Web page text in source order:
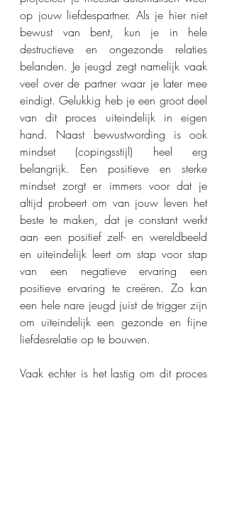
op jouw liefdespartner. Als je hier niet
bewust van bent, kun je in hele
destructieve en ongezonde relaties
belanden. Je jeugd zegt namelijk vaak
veel over de partner waar je later mee
eindigt. Gelukkig heb je een groot deel
van dit proces uiteindelijk in eigen
hand. Naast bewustwording is ook
mindset (copingsstijl) heel erg
belangrijk. Een positieve en sterke
mindset zorgt er immers voor dat je
altijd probeert om van jouw leven het
beste te maken, dat je constant werkt
aan een positief zelf- en wereldbeeld
en uiteindelijk leert om stap voor stap
van een negatieve ervaring een
positieve ervaring te creëren. Zo kan
een hele nare jeugd juist de trigger zijn
om uiteindelijk een gezonde en fijne
liefdesrelatie op te bouwen.
Vaak echter is het lastig om dit proces